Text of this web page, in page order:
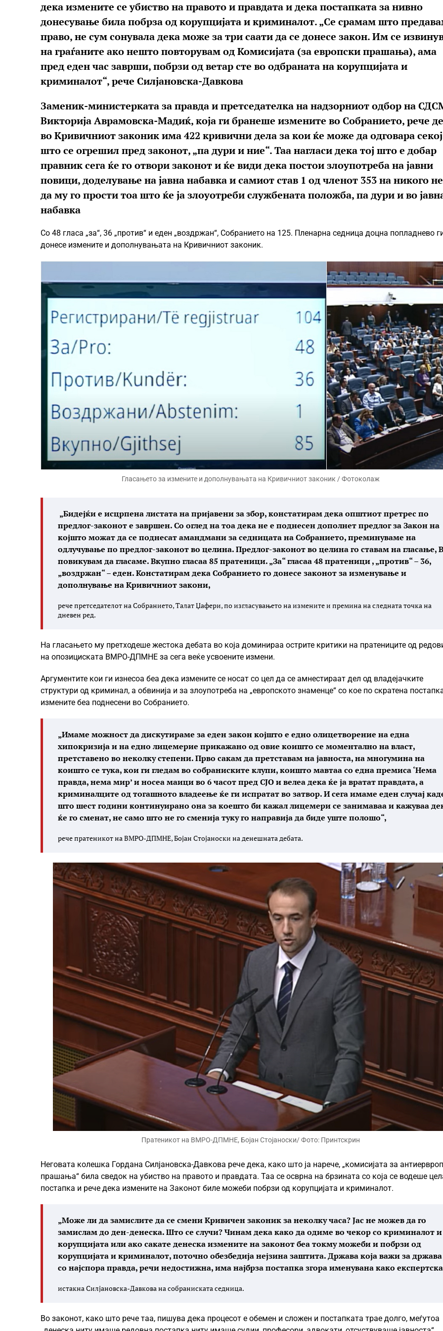
дека измените се убиство на правото и правдата и дека постапката за нивно
донесување била побрза од корупцијата и криминалот. „Се срамам што
право, не сум сонувала дека може за три саати да се донесе закон. Им се
на граѓаните ако нешто повторувам од Комисијата (за европски прашања), ама
пред еден час заврши, побрзи од ветар сте во одбраната на корупцијата и
криминалот“, рече Силјановска-Давкова
Заменик-министерката за правда и претседателка на надзорниот одбор на
Викторија Аврамовска-Мадиќ, која ги бранеше измените во Собранието, рече
во Кривичниот законик има 422 кривични дела за кои ќе може да одговара секој
што се огрешил пред законот, „па дури и ние“. Таа нагласи дека тој што е добар
правник сега ќе го отвори законот и ќе види дека постои злоупотреба на јавни
повици, доделување на јавна набавка и самиот став 1 од членот 353 на никого
да му го прости тоа што ќе ја злоуотреби службената положба, па дури и во
набавка
Со 48 гласа „за“, 36 „против“ и еден „воздржан“, Собранието на 125. Пленарна седница доцна попладнево
донесе измените и дополнувањата на Кривичниот законик.
Гласањето за измените и дополнувањата на Кривичниот законик / Фотоколаж
„Бидејќи е исцрпена листата на пријавени за збор, констатирам дека општиот претрес по
предлог-законот е завршен. Со оглед на тоа дека не е поднесен дополнет предлог за Закон на
којшто можат да се поднесат амандмани за седницата на Собранието, преминуваме на
одлучување по предлог-законот во целина. Предлог-законот во целина го ставам на гласање,
повикувам да гласаме. Вкупно гласаа 85 пратеници. „За“ гласаа 48 пратеници , „против“ – 36,
„воздржан“ – еден. Констатирам дека Собранието го донесе законот за изменување и
дополнување на Кривичниот закони,
рече претседателот на Собранието, Талат Џафери, по изгласувањето на измените и премина на следната точка на
дневен ред.
На гласањето му претходеше жестока дебата во која доминираа острите критики на пратениците од
на опозициската ВМРО-ДПМНЕ за сега веќе усвоените измени.
Аргументите кои ги изнесоа беа дека измените се носат со цел да се амнестираат дел од владејачките
структури од криминал, а обвинија и за злоупотреба на „европското знаменце“ со кое по скратена
измените беа поднесени во Собранието.
„Имаме можност да дискутираме за еден закон којшто е едно олицетворение на една
хипокризија и на едно лицемерие прикажано од овие коишто се моментално на власт,
претставено во неколку степени. Прво сакам да претставам на јавноста, на многумина на
коишто се тука, кои ги гледам во собраниските клупи, коишто мавтаа со една премиса ‘Нема
правда, нема мир’ и носеа маици во 6 часот пред СЈО и велеа дека ќе ја вратат правдата, а
криминалците од тогашното владеење ќе ги испратат во затвор. И сега имаме еден случај
што шест години континуирано она за коешто би кажал лицемери се занимаваа и кажуваа
ќе го сменат, не само што не го сменија туку го направија да биде уште полошо“,
рече пратеникот на ВМРО-ДПМНЕ, Бојан Стојаноски на денешната дебата.
Пратеникот на ВМРО-ДПМНЕ, Бојан Стојаноски/ Фото: Принтскрин
Неговата колешка Гордана Силјановска-Давкова рече дека, како што ја нарече, „комисијата за
прашања“ била сведок на убиство на правото и правдата. Таа се осврна на брзината со која се водеше
постапка и рече дека измените на Законот биле можеби побрзи од корупцијата и криминалот.
„Може ли да замислите да се смени Кривичен законик за неколку часа? Јас не можев да го
замислам до ден-денеска. Што се случи? Чинам дека како да одиме во чекор со криминалот и
корупцијата или ако сакате денеска измените на законот беа токму можеби и побрзи од
корупцијата и криминалот, поточно обезбедија нејзина заштита. Држава која важи за држава
со најспора правда, речи недостижна, има најбрза постапка згора именувана како
истакна Силјановска-Давкова на собраниската седница.
Во законот, како што рече таа, пишува дека процесот е обемен и сложен и постапката трае долго, меѓутоа